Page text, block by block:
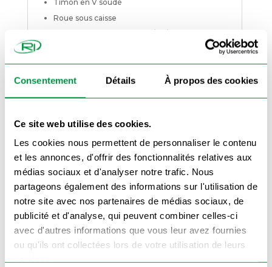
Consentement Détails À propos des cookies
Ce site web utilise des cookies.
Les cookies nous permettent de personnaliser le contenu
et les annonces, d'offrir des fonctionnalités relatives aux
médias sociaux et d'analyser notre trafic. Nous
partageons également des informations sur l'utilisation de
notre site avec nos partenaires de médias sociaux, de
publicité et d'analyse, qui peuvent combiner celles-ci
avec d'autres informations que vous leur avez fournies
ou qu'ils ont collectées lors de votre utilisation de leurs
services.
Timon en V soudé
Roue sous caisse
Basculement par vérin hydraulique 2000kg
et pompe manuelle simple effet (Pompe de
levage électrique en option)
12mm (qualifie un panneau de bois
contreplaqué enduit sur chaque face d’une
couche de résine à base de bakélite durcie à
la chaleur, qui le rend imperméable)
Dimensions
Dimensions (en cm) : extérieures : 262 x 158 /
intérieures : 251 x 155 / hors tout : 382 x 158 /